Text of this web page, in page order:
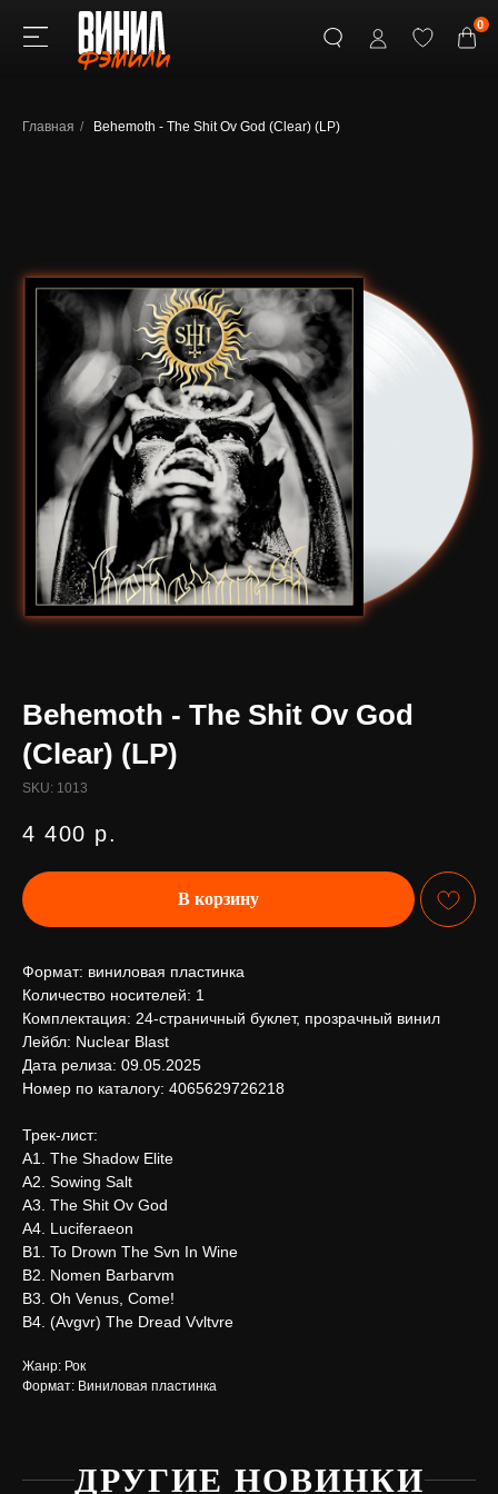
Главная / Behemoth - The Shit Ov God (Clear) (LP)
Behemoth - The Shit Ov God
(Clear) (LP)
SKU: 1013
4 400 р.
В корзину
Формат: виниловая пластинка
Количество носителей: 1
Комплектация: 24-страничный буклет, прозрачный винил
Лейбл: Nuclear Blast
Дата релиза: 09.05.2025
Номер по каталогу: 4065629726218
Трек-лист:
A1. The Shadow Elite
A2. Sowing Salt
A3. The Shit Ov God
A4. Luciferaeon
B1. To Drown The Svn In Wine
B2. Nomen Barbarvm
B3. Oh Venus, Come!
B4. (Avgvr) The Dread Vvltvre
Жанр: Рок
Формат: Виниловая пластинка
ДРУГИЕ НОВИНКИ